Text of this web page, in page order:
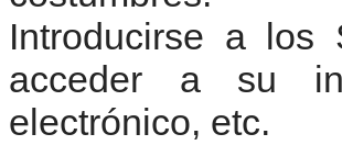
Introducirse a los
acceder a su
electrónico, etc.